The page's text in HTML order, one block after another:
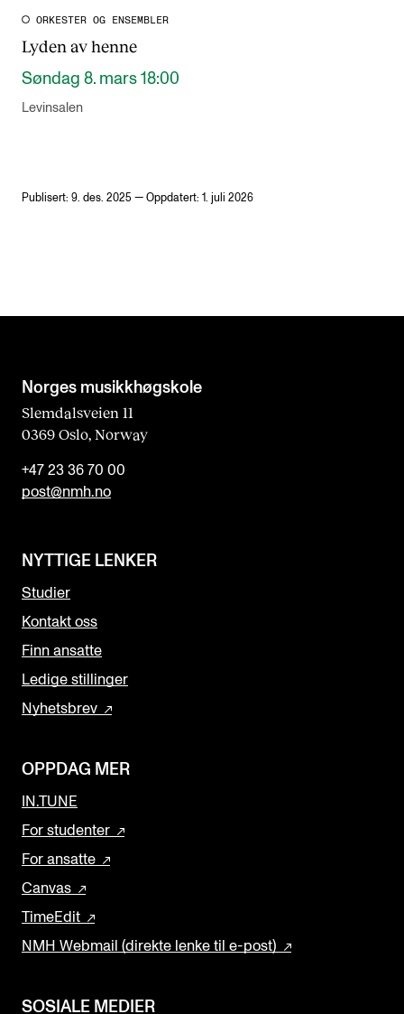
ORKESTER OG ENSEMBLER
Lyden av henne
Søndag 8. mars 18:00
Levinsalen
Publisert: 9. des. 2025 — Oppdatert: 1. juli 2026
Norges musikk­høgskole
Slemdalsveien 11
0369 Oslo, Norway
+47 23 36 70 00
post@nmh.no
NYTTIGE LENKER
Studier
Kontakt oss
Finn ansatte
Ledige stillinger
Nyhetsbrev
OPPDAG MER
IN.TUNE
For studenter
For ansatte
Canvas
TimeEdit
NMH Webmail (direkte lenke til e-post)
SOSIALE MEDIER